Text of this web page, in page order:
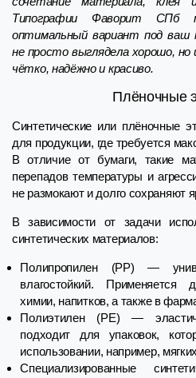
Типографии Фаворит СПб
оптимальный вариант под
не просто выглядела хорошо,
чётко, надёжно и красиво.
Плёночные
Синтетические или плёночные
для продукции, где требуется
В отличие от бумаги, такие
перепадов температуры и
не размокают и долго сохраняют
В зависимости от задачи
синтетических материалов:
Полипропилен (PP) —
влагостойкий. Применяется
химии, напитков, а также в
Полиэтилен (PE) —
подходит для упаковок,
использовании, например,
Специализированные